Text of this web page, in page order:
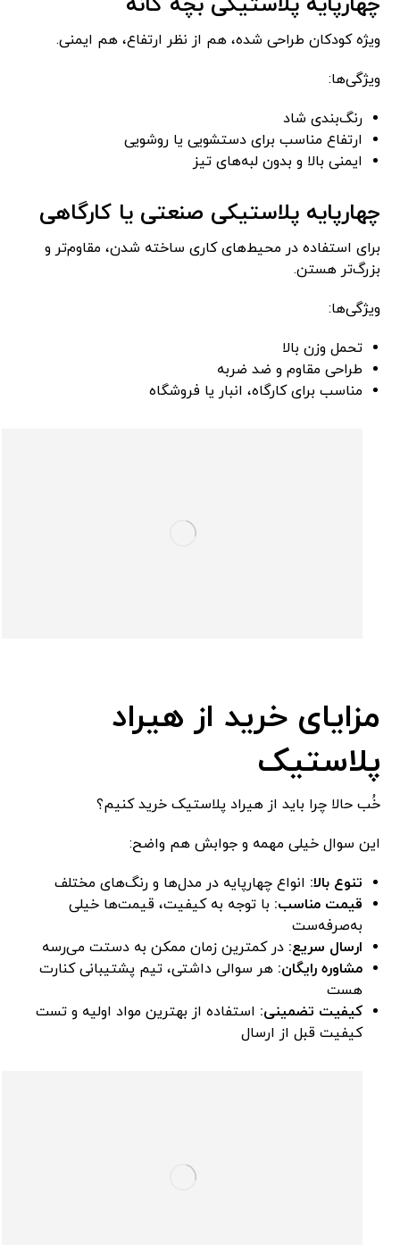
ویژه کودکان طراحی شده، هم از نظر ارتفاع، هم ایمنی.
ویژگی‌ها:
رنگ‌بندی شاد
ارتفاع مناسب برای دستشویی یا روشویی
ایمنی بالا و بدون لبه‌های تیز
چهارپایه پلاستیکی صنعتی یا کارگاهی
برای استفاده در محیط‌های کاری ساخته شدن، مقاوم‌تر و
بزرگ‌تر هستن.
ویژگی‌ها:
تحمل وزن بالا
طراحی مقاوم و ضد ضربه
مناسب برای کارگاه، انبار یا فروشگاه
مزایای خرید از هیراد
پلاستیک
خُب حالا چرا باید از هیراد پلاستیک خرید کنیم؟
این سوال خیلی مهمه و جوابش هم واضح:
تنوع بالا: انواع چهارپایه در مدل‌ها و رنگ‌های مختلف
قیمت مناسب: با توجه به کیفیت، قیمت‌ها خیلی
به‌صرفه‌ست
ارسال سریع:در کمترین زمان ممکن به دستت می‌رسه
مشاوره رایگان:هر سوالی داشتی، تیم پشتیبانی کنارت
هست
کیفیت تضمینی: استفاده از بهترین مواد اولیه و تست
کیفیت قبل از ارسال